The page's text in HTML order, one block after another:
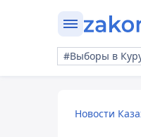
#Выборы в
Новости